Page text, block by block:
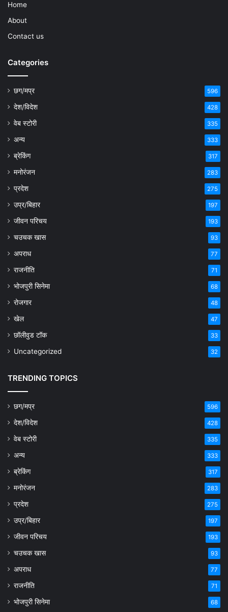
Home
About
Contact us
Categories
छग/मप्र 596
देश/विदेश 428
वेब स्टोरी 335
अन्य 333
ब्रेकिंग 317
मनोरंजन 283
प्रदेश 275
उप्र/बिहार 197
जीवन परिचय 193
चउचक खास 93
अपराध 77
राजनीति 71
भोजपुरी सिनेमा 68
रोजगार 48
खेल 47
छॉलीवुड टॉक 33
Uncategorized 32
TRENDING TOPICS
छग/मप्र 596
देश/विदेश 428
वेब स्टोरी 335
अन्य 333
ब्रेकिंग 317
मनोरंजन 283
प्रदेश 275
उप्र/बिहार 197
जीवन परिचय 193
चउचक खास 93
अपराध 77
राजनीति 71
भोजपुरी सिनेमा 68